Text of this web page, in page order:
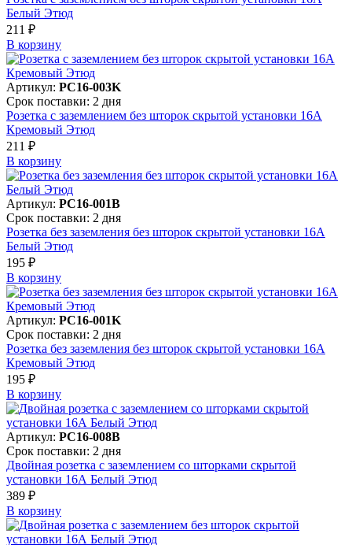
Белый Этюд
211 ₽
В корзинy
Артикул: PC16-003K
Срок поставки: 2 дня
Розетка с заземлением без шторок скрытой установки 16А
Кремовый Этюд
211 ₽
В корзинy
Артикул: PC16-001B
Срок поставки: 2 дня
Розетка без заземления без шторок скрытой установки 16А
Белый Этюд
195 ₽
В корзинy
Артикул: PC16-001K
Срок поставки: 2 дня
Розетка без заземления без шторок скрытой установки 16А
Кремовый Этюд
195 ₽
В корзинy
Артикул: PC16-008B
Срок поставки: 2 дня
Двойная розетка с заземлением со шторками скрытой
установки 16А Белый Этюд
389 ₽
В корзинy